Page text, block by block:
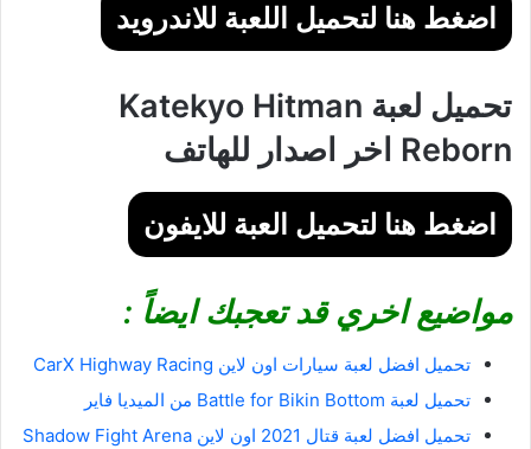
اضغط هنا لتحميل اللعبة للاندرويد
تحميل لعبة Katekyo Hitman
Reborn اخر اصدار للهاتف
اضغط هنا لتحميل العبة للايفون
مواضيع اخري قد تعجبك ايضاً :
تحميل افضل لعبة سيارات اون لاين CarX Highway Racing‏
تحميل لعبة Battle for Bikin Bottom من الميديا فاير
تحميل افضل لعبة قتال 2021 اون لاين Shadow Fight Arena